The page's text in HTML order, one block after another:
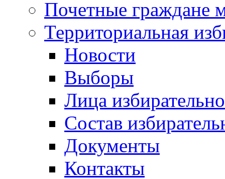
Почетные граждане
Территориальная
Новости
Выборы
Лица
Состав
Документы
Контакты